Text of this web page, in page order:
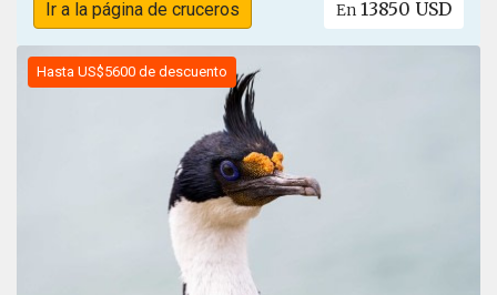
Ir a la página de cruceros En 13850 USD
Hasta US$5600 de descuento